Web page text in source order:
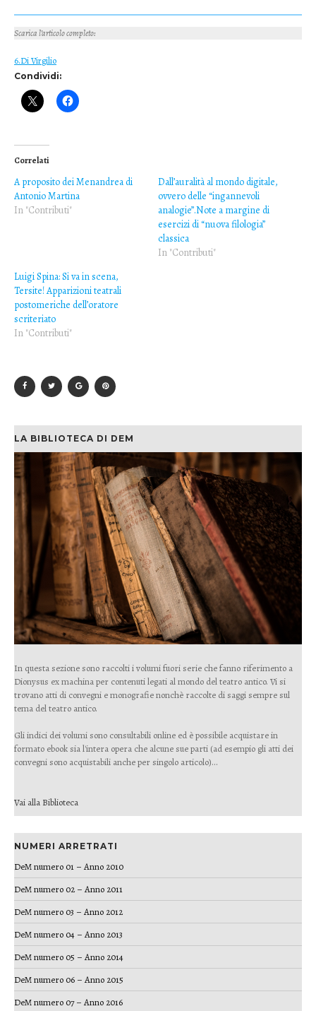
Scarica l’articolo completo:
6.Di Virgilio
Condividi:
Correlati
A proposito dei Menandrea di
Antonio Martina
In "Contributi"
Dall’auralità al mondo digitale,
ovvero delle “ingannevoli
analogie”.Note a margine di
esercizi di “nuova filologia”
classica
In "Contributi"
Luigi Spina: Si va in scena,
Tersite! Apparizioni teatrali
postomeriche dell’oratore
scriteriato
In "Contributi"
LA BIBLIOTECA DI DEM
In questa sezione sono raccolti i volumi fuori serie che fanno riferimento a
Dionysus ex machina per contenuti legati al mondo del teatro antico. Vi si
trovano atti di convegni e monografie nonchè raccolte di saggi sempre sul
tema del teatro antico.
Gli indici dei volumi sono consultabili online ed è possibile acquistare in
formato ebook sia l'intera opera che alcune sue parti (ad esempio gli atti dei
convegni sono acquistabili anche per singolo articolo)...
Vai alla Biblioteca
NUMERI ARRETRATI
DeM numero 01 – Anno 2010
DeM numero 02 – Anno 2011
DeM numero 03 – Anno 2012
DeM numero 04 – Anno 2013
DeM numero 05 – Anno 2014
DeM numero 06 – Anno 2015
DeM numero 07 – Anno 2016